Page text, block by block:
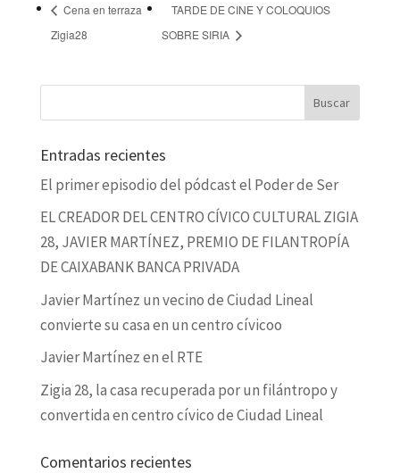
Cena en terraza
Zigia28
TARDE DE CINE Y COLOQUIOS
SOBRE SIRIA
Entradas recientes
El primer episodio del pódcast el Poder de Ser
EL CREADOR DEL CENTRO CÍVICO CULTURAL ZIGIA
28, JAVIER MARTÍNEZ, PREMIO DE FILANTROPÍA
DE CAIXABANK BANCA PRIVADA
Javier Martínez un vecino de Ciudad Lineal
convierte su casa en un centro cívicoo
Javier Martínez en el RTE
Zigia 28, la casa recuperada por un filántropo y
convertida en centro cívico de Ciudad Lineal
Comentarios recientes